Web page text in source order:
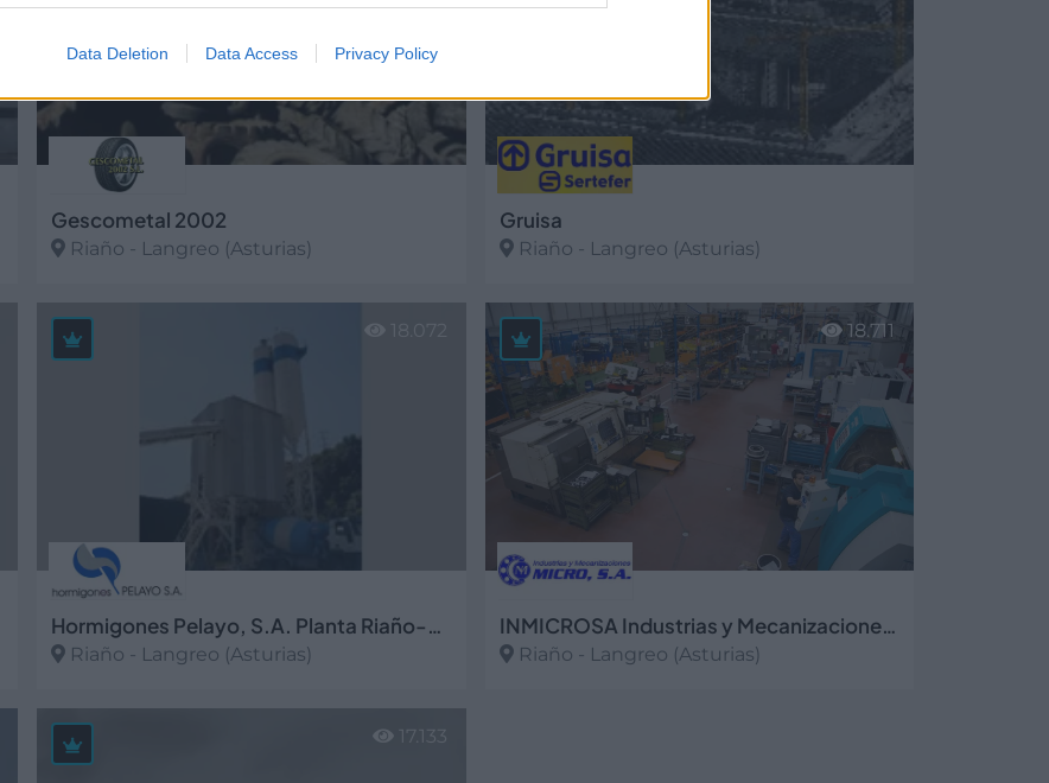
Data Deletion Data Access Privacy Policy
Gescometal 2002
Riaño - Langreo (Asturias)
Gruisa
Riaño - Langreo (Asturias)
Ver más
Hormigones Pelayo, S.A. Planta Riaño-Langreo
Riaño - Langreo (Asturias)
Ver más
INMICROSA Industrias y Mecanizaciones Micro, S.A.
Riaño - Langreo (Asturias)
18.711
17.133